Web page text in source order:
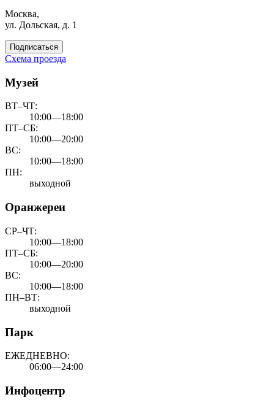
Москва,
ул. Дольская, д. 1
Подписаться
Схема проезда
Музей
ВТ–ЧТ:
10:00—18:00
ПТ–СБ:
10:00—20:00
ВС:
10:00—18:00
ПН:
выходной
Оранжереи
СР–ЧТ:
10:00—18:00
ПТ–СБ:
10:00—20:00
ВС:
10:00—18:00
ПН–ВТ:
выходной
Парк
ЕЖЕДНЕВНО:
06:00—24:00
Инфоцентр